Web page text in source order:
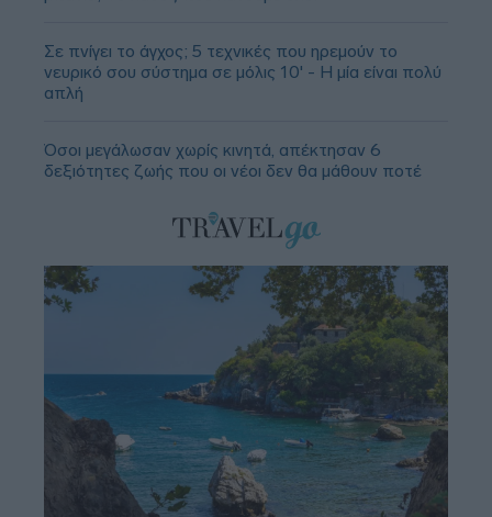
Σε πνίγει το άγχος; 5 τεχνικές που ηρεμούν το
νευρικό σου σύστημα σε μόλις 10' - Η μία είναι πολύ
απλή
Όσοι μεγάλωσαν χωρίς κινητά, απέκτησαν 6
δεξιότητες ζωής που οι νέοι δεν θα μάθουν ποτέ